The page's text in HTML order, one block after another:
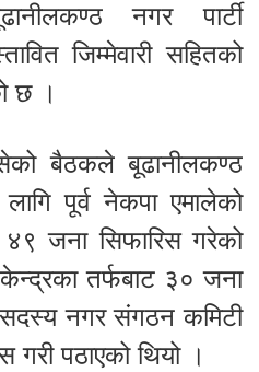
नगर पार्टी
जिम्मेवारी सहितको
छ ।
बैठकले बूढानीलकण्ठ
पूर्व नेकपा एमालेको
४९ जना सिफारिस गरेको
केन्द्रका तर्फबाट ३० जना
नगर संगठन कमिटी
गरी पठाएको थियो ।